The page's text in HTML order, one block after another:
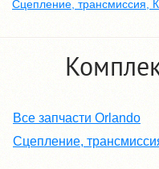
Сцепление, трансмиссия,
Все запчасти Orlando
Сцепление,